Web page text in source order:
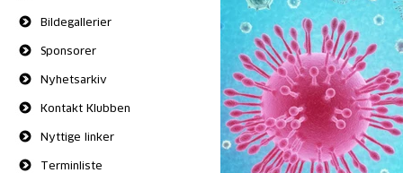
Bildegallerier
Sponsorer
Nyhetsarkiv
Kontakt Klubben
Nyttige linker
Terminliste